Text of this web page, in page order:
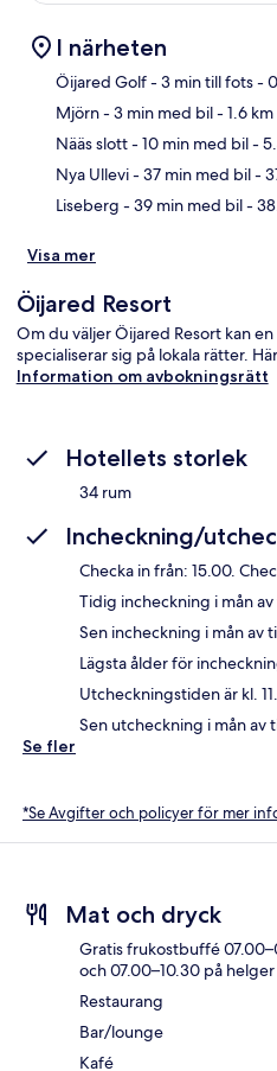
I närheten
Öijared Golf- 3 min till fots-
Mjörn- 3 min med bil- 1.6 km
Nääs slott- 10 min med bil-
Nya Ullevi- 37 min med bil-
Liseberg - 39 min med bil-
Visa mer
Öijared Resort
Om du väljer Öijared Resort kan
specialiserar sig på lokala rätter.
Information om avbokningsrätt
Hotellets storlek
34 rum
Incheckning/
Checka in från: 15.00.
Tidig incheckning i mån
Sen incheckning i mån av
Lägsta ålder för
Utcheckningstiden är kl.
Sen utcheckning i mån av
Se fler
*Se Avgifter och policyer för mer
Mat och dryck
Gratis frukostbuffé
och 07.00–10.30 på helger
Restaurang
Bar/lounge
Kafé